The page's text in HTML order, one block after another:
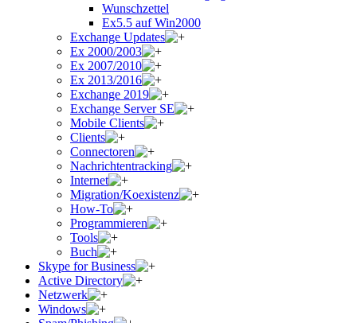
Wunschzettel
Ex5.5 auf Win2000
Exchange Updates
Ex 2000/2003
Ex 2007/2010
Ex 2013/2016
Exchange 2019
Exchange Server SE
Mobile Clients
Clients
Connectoren
Nachrichtentracking
Internet
Migration/Koexistenz
How-To
Programmieren
Tools
Buch
Skype for Business
Active Directory
Netzwerk
Windows